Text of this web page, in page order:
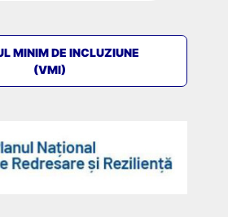
MINIM DE INCLUZIUNE
(VMI)